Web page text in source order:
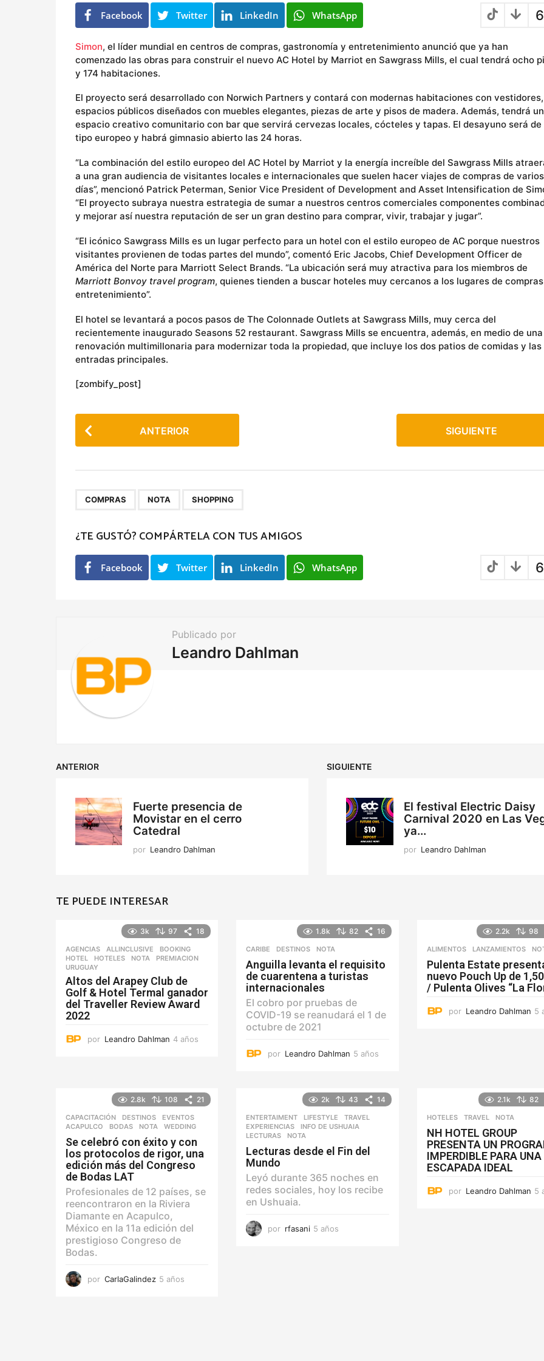
s
Facebook Twitter LinkedIn WhatsApp
Simon, el líder mundial en centros de compras, gastronomía y entretenimiento anunció que ya han
comenzado las obras para construir el nuevo AC Hotel by Marriot en Sawgrass Mills, el cual tendrá ocho
y 174 habitaciones.
El proyecto será desarrollado con Norwich Partners y contará con modernas habitaciones con vestidores,
espacios públicos diseñados con muebles elegantes, piezas de arte y pisos de madera. Además, tendrá un
espacio creativo comunitario con bar que servirá cervezas locales, cócteles y tapas. El desayuno será de
tipo europeo y habrá gimnasio abierto las 24 horas.
“La combinación del estilo europeo del AC Hotel by Marriot y la energía increíble del Sawgrass Mills
a una gran audiencia de visitantes locales e internacionales que suelen hacer viajes de compras de varios
días”, mencionó Patrick Peterman, Senior Vice President of Development and Asset Intensification de
“El proyecto subraya nuestra estrategia de sumar a nuestros centros comerciales componentes
y mejorar así nuestra reputación de ser un gran destino para comprar, vivir, trabajar y jugar”.
“El icónico Sawgrass Mills es un lugar perfecto para un hotel con el estilo europeo de AC porque nuestros
visitantes provienen de todas partes del mundo”, comentó Eric Jacobs, Chief Development Officer de
América del Norte para Marriott Select Brands. “La ubicación será muy atractiva para los miembros de
Marriott Bonvoy travel program, quienes tienden a buscar hoteles muy cercanos a los lugares de
entretenimiento”.
El hotel se levantará a pocos pasos de The Colonnade Outlets at Sawgrass Mills, muy cerca del
recientemente inaugurado Seasons 52 restaurant. Sawgrass Mills se encuentra, además, en medio de una
renovación multimillonaria para modernizar toda la propiedad, que incluye los dos patios de comidas y las
entradas principales.
[zombify_post]
o
P
g
i
n
a
n
ANTERIOR SIGUIENTE
COMPRAS NOTA SHOPPING
¿TE GUSTÓ? COMPÁRTELA CON TUS AMIGOS
Facebook Twitter LinkedIn WhatsApp
Publicado por
Leandro Dahlman
ANTERIOR
Fuerte presencia de
Movistar en el cerro
Catedral
por Leandro Dahlman
SIGUIENTE
El festival Electric Daisy
Carnival 2020 en Las
ya...
por Leandro Dahlman
TE PUEDE INTERESAR
3k 97 18
AGENCIAS ALLINCLUSIVE ,BOOKING
HOTEL
,HOTELES ,NOTA ,PREMIACION
URUGUAY
Altos del Arapey Club de
Golf & Hotel Termal ganador
del Traveller Review Award
2022
por Leandro Dahlman 4 años
1.8k 82 16
CARIBE ,DESTINOS NOTA
Anguilla levanta el requisito
de cuarentena a turistas
internacionales
El cobro por pruebas de
COVID-19 se reanudará el 1 de
octubre de 2021
por Leandro Dahlman 5 años
s
2.2k 98
ALIMENTOS ,LANZAMIENTOS
Pulenta Estate
nuevo Pouch Up de
/ Pulenta Olives “La
por Leandro Dahlman 5
2.8k 108 21
CAPACITACIÓN ,DESTINOS ,EVENTOS
ACAPULCO
,BODAS ,NOTA ,WEDDING
Se celebró con éxito y con
los protocolos de rigor, una
edición más del Congreso
de Bodas LAT
Profesionales de 12 países, se
reencontraron en la Riviera
Diamante en Acapulco,
México en la 11a edición del
prestigioso Congreso de
Bodas.
por CarlaGalindez 5 años
2k 43 14
ENTERTAIMENT ,LIFESTYLE ,TRAVEL
EXPERIENCIAS
,INFO DE USHUAIA
LECTURAS
,NOTA
Lecturas desde el Fin del
Mundo
Leyó durante 365 noches en
redes sociales, hoy los recibe
en Ushuaia.
por rfasani 5 años
2.1k 82
HOTELES ,TRAVEL NOTA
NH HOTEL GROUP
PRESENTA UN
IMPERDIBLE PARA UNA
ESCAPADA IDEAL
por Leandro Dahlman 5